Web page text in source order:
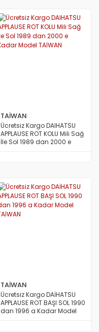
TAİWAN
Ücretsiz Kargo DAIHATSU
APPLAUSE ROT KOLU Mili Sağ
İle Sol 1989 dan 2000 e
TAİWAN
Ücretsiz Kargo DAİHATSU
APPLAUSE ROT BAŞI SOL 1990
dan 1996 a Kadar Model